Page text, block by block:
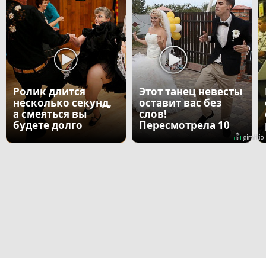
Ролик длится
несколько секунд,
а смеяться вы
будете долго
Этот танец невесты
оставит вас без
слов!
Пересмотрела 10